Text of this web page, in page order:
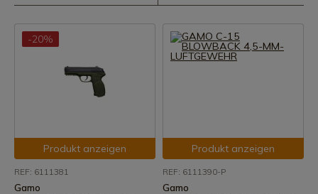
-20%
Produkt anzeigen
REF: 6111381
Gamo
Produkt anzeigen
REF: 6111390-P
Gamo